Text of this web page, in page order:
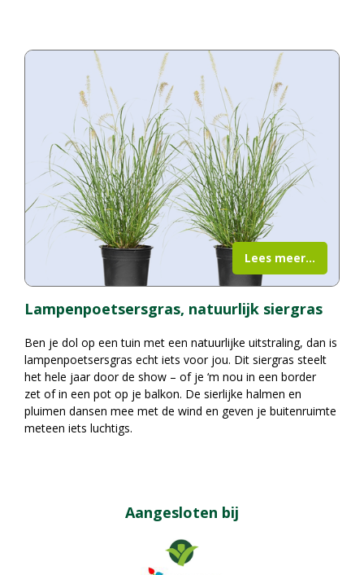
Lampenpoetsersgras, natuurlijk siergras
Ben je dol op een tuin met een natuurlijke uitstraling, dan is
lampenpoetsersgras echt iets voor jou. Dit siergras steelt
het hele jaar door de show – of je ‘m nou in een border
zet of in een pot op je balkon. De sierlijke halmen en
pluimen dansen mee met de wind en geven je buitenruimte
meteen iets luchtigs.
Lees meer...
Aangesloten bij